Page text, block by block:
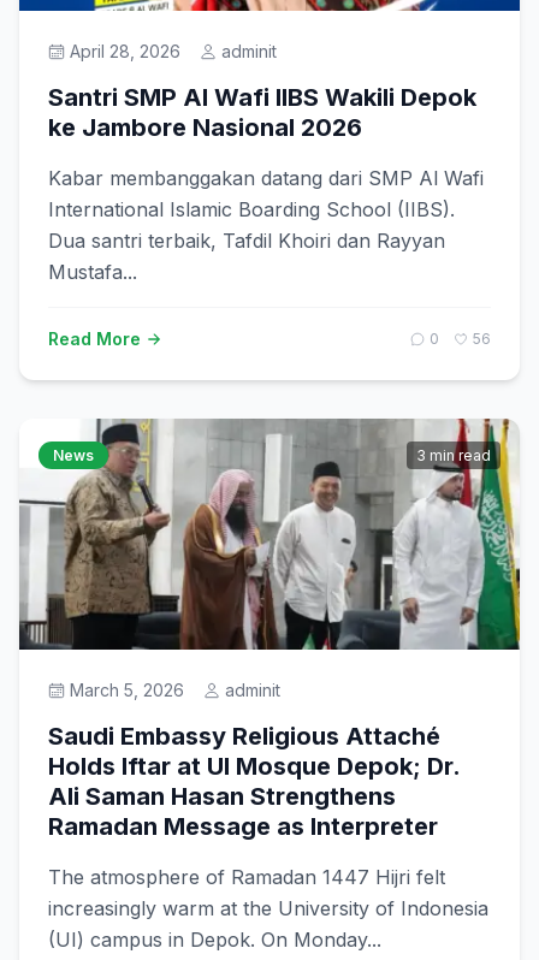
April 28, 2026 adminit
Santri SMP Al Wafi IIBS Wakili Depok
ke Jambore Nasional 2026
Kabar membanggakan datang dari SMP Al Wafi
International Islamic Boarding School (IIBS).
Dua santri terbaik, Tafdil Khoiri dan Rayyan
Mustafa...
Read More 0 56
News 3 min read
March 5, 2026 adminit
Saudi Embassy Religious Attaché
Holds Iftar at UI Mosque Depok; Dr.
Ali Saman Hasan Strengthens
Ramadan Message as Interpreter
The atmosphere of Ramadan 1447 Hijri felt
increasingly warm at the University of Indonesia
(UI) campus in Depok. On Monday...